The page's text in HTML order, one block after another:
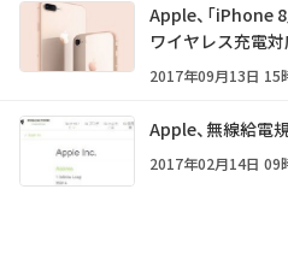
Apple、「iPhone
ワイヤレス充電
2017年09月13日 15
Apple、無線給電
2017年02月14日 09